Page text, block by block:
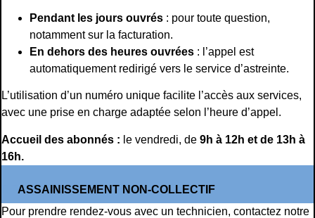
Pendant les jours ouvrés : pour toute question,
notamment sur la facturation.
En dehors des heures ouvrées : l’appel est
automatiquement redirigé vers le service d’astreinte.
L’utilisation d’un numéro unique facilite l’accès aux services,
avec une prise en charge adaptée selon l’heure d’appel.
Accueil des abonnés : le vendredi, de 9h à 12h et de 13h à
16h.
ASSAINISSEMENT NON-COLLECTIF
Pour prendre rendez-vous avec un technicien, contactez notre